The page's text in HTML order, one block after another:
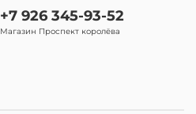
+7 926 345-93-52
Магазин Проспект королёва